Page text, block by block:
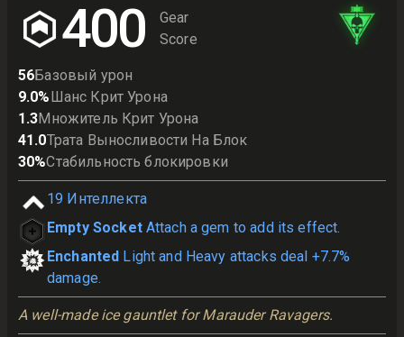
400
Gear
Score
56Базовый урон
9.0%Шанс Крит Урона
1.3Множитель Крит Урона
41.0Трата Выносливости На Блок
30%Стабильность блокировки
19 Интеллекта
Empty Socket Attach a gem to add its effect.
Enchanted Light and Heavy attacks deal +7.7%
damage.
A well-made ice gauntlet for Marauder Ravagers.